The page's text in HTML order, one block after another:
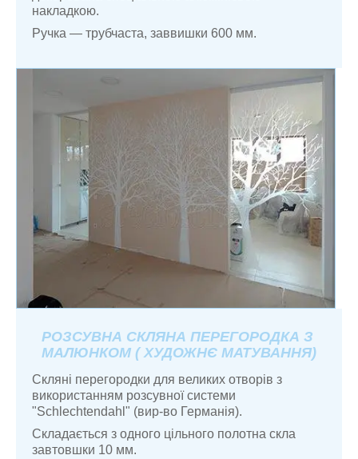
накладкою.
Ручка — трубчаста, заввишки 600 мм.
РОЗСУВНА СКЛЯНА ПЕРЕГОРОДКА З
МАЛЮНКОМ ( ХУДОЖНЄ МАТУВАННЯ)
Скляні перегородки для великих отворів з
використанням розсувної системи
"Schlechtendahl" (вир-во Германія).
Складається з одного цільного полотна скла
завтовшки 10 мм.